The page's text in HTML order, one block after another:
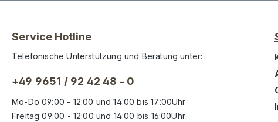
Service Hotline
Telefonische Unterstützung und Beratung unter:
+49 9651 / 92 42 48 - 0
Mo-Do 09:00 - 12:00 und 14:00 bis 17:00Uhr
Freitag 09:00 - 12:00 und 14:00 bis 16:00Uhr